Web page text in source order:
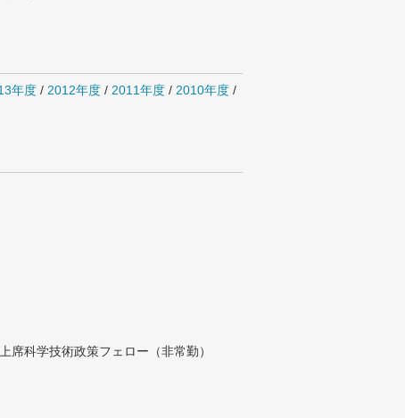
年度 / 2012年度 / 2011年度 / 2010年度 /
科学技術政策フェロー（非常勤）